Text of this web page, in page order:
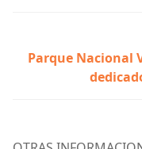
Parque Nacional